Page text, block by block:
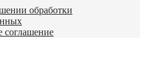
обработки
соглашение